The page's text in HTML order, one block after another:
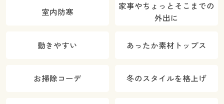
室内防寒
家事やちょっとそこまでの
外出に
動きやすい あったか素材トップス
お掃除コーデ 冬のスタイルを格上げ